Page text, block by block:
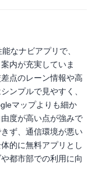
なナビアプリで、
内が充実していま
点のレーン情報や高
ンプルで見やすく、
マップよりも細か
度が高い点が強みで
ず、通信環境が悪い
的に無料アプリとし
都市部での利用に向